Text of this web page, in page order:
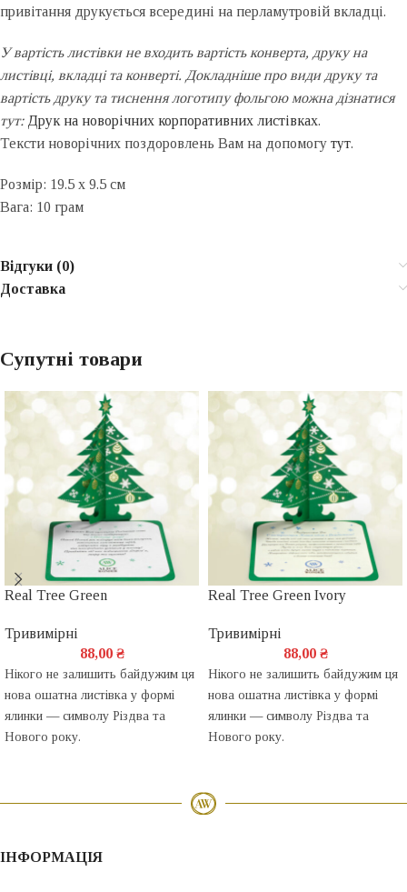
привітання друкується всередині на перламутровій вкладці.
У вартість листівки не входить вартість конверта, друку на
листівці, вкладці та конверті. Докладніше про види друку та
вартість друку та тиснення логотипу фольгою можна дізнатися
тут: Друк на новорічних корпоративних листівках.
Тексти новорічних поздоровлень Вам на допомогу тут.
Розмір: 19.5 x 9.5 см
Вага: 10 грам
Відгуки (0)
Доставка
Супутні товари
Real Tree Green
Тривимірні
88,00 ₴
Нікого не залишить байдужим ця
нова ошатна листівка у формі
ялинки — символу Різдва та
Нового року.
Real Tree Green Ivory
Тривимірні
88,00 ₴
Нікого не залишить байдужим ця
нова ошатна листівка у формі
ялинки — символу Різдва та
Нового року.
ІНФОРМАЦІЯ